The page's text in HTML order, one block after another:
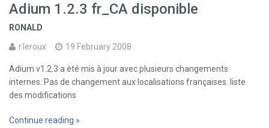
Adium 1.2.3 fr_CA disponible
RONALD
r.leroux
19 February 2008
Adium v1.2.3 a été mis à jour avec plusieurs changements
internes. Pas de changement aux localisations françaises. liste
des modifications
Continue reading »